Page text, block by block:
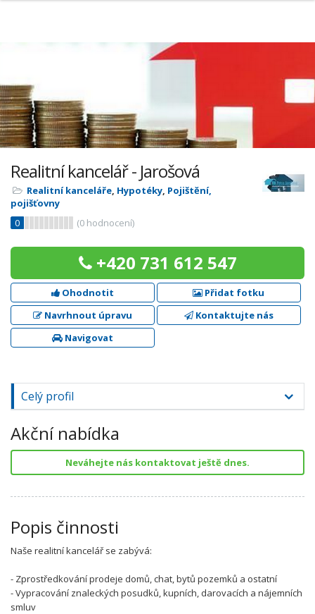
Realitní kancelář - Jarošová
Realitní kanceláře, Hypotéky, Pojištění,
pojišťovny
0
(0 hodnocení)
+420 731 612 547
Ohodnotit
Přidat fotku
Navrhnout úpravu
Kontaktujte nás
Navigovat
Celý profil
Akční nabídka
Neváhejte nás kontaktovat ještě dnes.
Popis činnosti
Naše realitní kancelář se zabývá:
- Zprostředkování prodeje domů, chat, bytů pozemků a ostatní
- Vypracování znaleckých posudků, kupních, darovacích a nájemních
smluv